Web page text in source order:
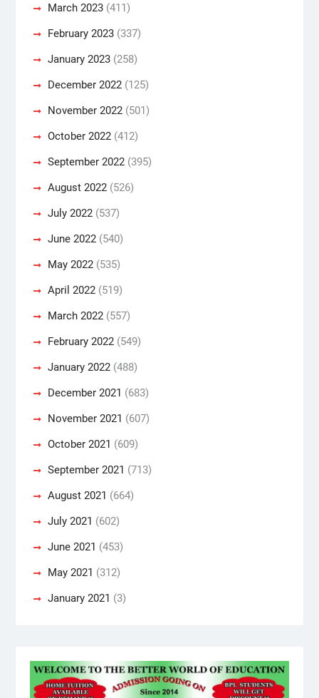
March 2023(411)
February 2023(337)
January 2023(258)
December 2022(125)
November 2022(501)
October 2022(412)
September 2022(395)
August 2022(526)
July 2022(537)
June 2022(540)
May 2022(535)
April 2022(519)
March 2022(557)
February 2022(549)
January 2022(488)
December 2021 (683)
November 2021 (607)
October 2021 (609)
September 2021 (713)
August 2021 (664)
July 2021 (602)
June 2021 (453)
May 2021 (312)
January 2021 (3)